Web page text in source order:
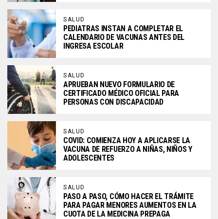
SALUD
PEDIATRAS INSTAN A COMPLETAR EL
CALENDARIO DE VACUNAS ANTES DEL
INGRESA ESCOLAR
SALUD
APRUEBAN NUEVO FORMULARIO DE
CERTIFICADO MÉDICO OFICIAL PARA
PERSONAS CON DISCAPACIDAD
SALUD
COVID: COMIENZA HOY A APLICARSE LA
VACUNA DE REFUERZO A NIÑAS, NIÑOS Y
ADOLESCENTES
SALUD
PASO A PASO, CÓMO HACER EL TRÁMITE
PARA PAGAR MENORES AUMENTOS EN LA
CUOTA DE LA MEDICINA PREPAGA